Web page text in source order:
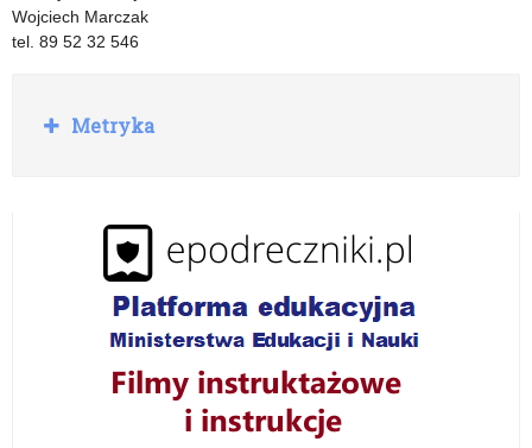
Wojciech Marczak
tel. 89 52 32 546
R
o
Metryka